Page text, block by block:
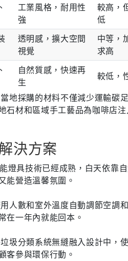
工業風格，耐用性
強
較高，
低
透明感，擴大空間
視覺
中等，
求高
自然質感，快速再
生
較低，
當地採購的材料不僅減少運輸碳
石材和區域手工藝品為咖啡店
決方案
燈具技術已經成熟，白天依靠
能營造溫馨氛圍。
用人數和室外溫度自動調節空調
在一年內就能回本。
垃圾分類系統無縫融入設計中，
客參與環保行動。